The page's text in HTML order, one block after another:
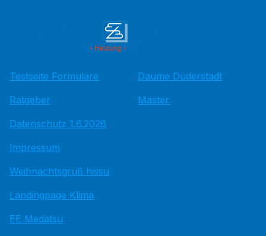
Testseite Formulare
Ratgeber
Datenschutz 1.6.2026
Impressum
Weihnachtsgruß hissu
Landingpage Klima
EE Medatsu
Daume Duderstadt
Master